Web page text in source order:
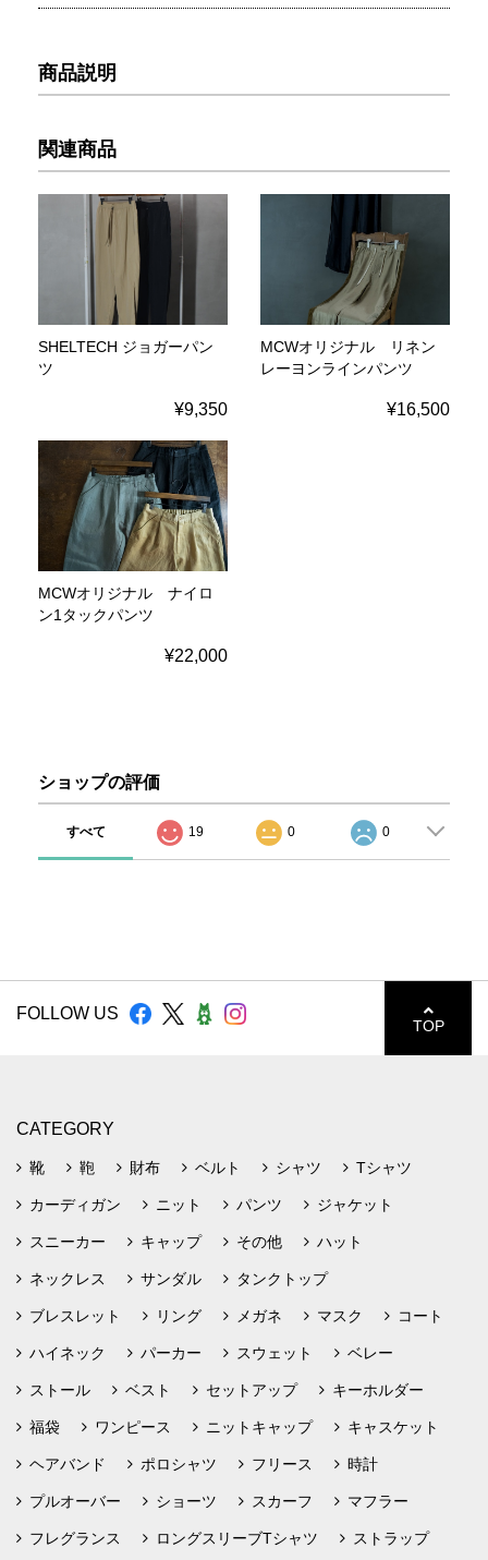
商品説明
関連商品
SHELTECH ジョガーパン
ツ
¥9,350
MCWオリジナル リネン
レーヨンラインパンツ
¥16,500
MCWオリジナル ナイロ
ン1タックパンツ
¥22,000
ショップの評価
すべて 19 0 0
FOLLOW US
TOP
CATEGORY
靴 鞄 財布 ベルト シャツ Tシャツ
カーディガン ニット パンツ ジャケット
スニーカー キャップ その他 ハット
ネックレス サンダル タンクトップ
ブレスレット リング メガネ マスク コート
ハイネック パーカー スウェット ベレー
ストール ベスト セットアップ キーホルダー
福袋 ワンピース ニットキャップ キャスケット
ヘアバンド ポロシャツ フリース 時計
プルオーバー ショーツ スカーフ マフラー
フレグランス ロングスリーブTシャツ ストラップ